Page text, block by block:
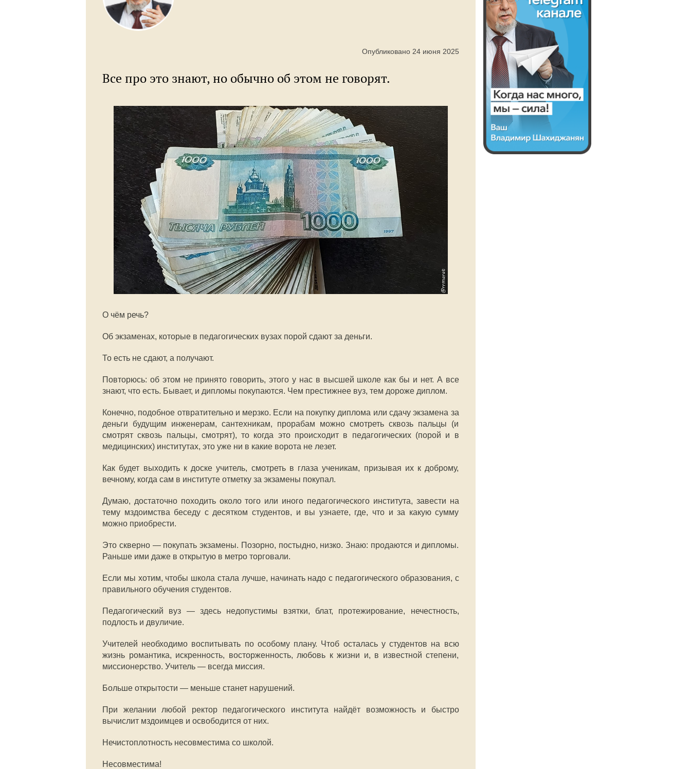
Опубликовано 24 июня 2025
Все про это знают, но обычно об этом не говорят.
О чём речь?
Об экзаменах, которые в педагогических вузах порой сдают за деньги.
То есть не сдают, а получают.
Повторюсь: об этом не принято говорить, этого у нас в высшей школе как бы и нет. А все
знают, что есть. Бывает, и дипломы покупаются. Чем престижнее вуз, тем дороже диплом.
Конечно, подобное отвратительно и мерзко. Если на покупку диплома или сдачу экзамена за
деньги будущим инженерам, сантехникам, прорабам можно смотреть сквозь пальцы (и
смотрят сквозь пальцы, смотрят), то когда это происходит в педагогических (порой и в
медицинских) институтах, это уже ни в какие ворота не лезет.
Как будет выходить к доске учитель, смотреть в глаза ученикам, призывая их к доброму,
вечному, когда сам в институте отметку за экзамены покупал.
Думаю, достаточно походить около того или иного педагогического института, завести на
тему мздоимства беседу с десятком студентов, и вы узнаете, где, что и за какую сумму
можно приобрести.
Это скверно — покупать экзамены. Позорно, постыдно, низко. Знаю: продаются и дипломы.
Раньше ими даже в открытую в метро торговали.
Если мы хотим, чтобы школа стала лучше, начинать надо с педагогического образования, с
правильного обучения студентов.
Педагогический вуз — здесь недопустимы взятки, блат, протежирование, нечестность,
подлость и двуличие.
Учителей необходимо воспитывать по особому плану. Чтоб осталась у студентов на всю
жизнь романтика, искренность, восторженность, любовь к жизни и, в известной степени,
миссионерство. Учитель — всегда миссия.
Больше открытости — меньше станет нарушений.
При желании любой ректор педагогического института найдёт возможность и быстро
вычислит мздоимцев и освободится от них.
Нечистоплотность несовместима со школой.
Несовместима!